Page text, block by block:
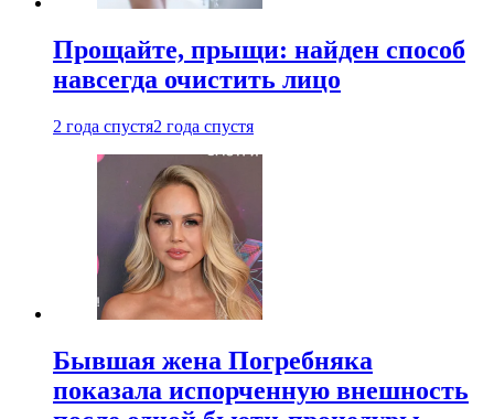
Прощайте, прыщи: найден способ
навсегда очистить лицо
2 года спустя2 года спустя
Бывшая жена Погребняка
показала испорченную внешность